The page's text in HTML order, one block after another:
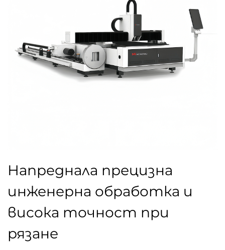
Напреднала прецизна
инженерна обработка и
висока точност при
рязане